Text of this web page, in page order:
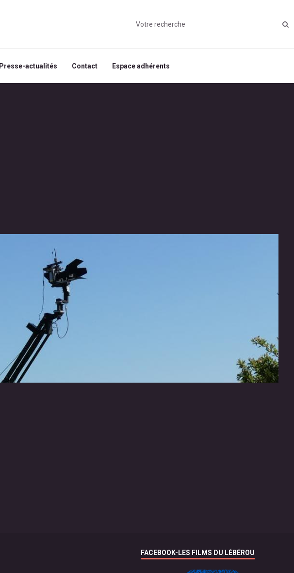
Presse-actualités Contact Espace adhérents
FACEBOOK-LES FILMS DU LÉBÉROU